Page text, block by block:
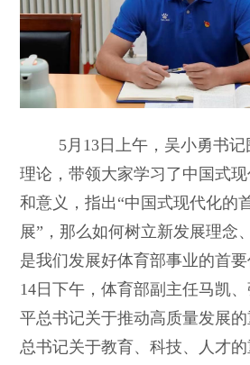
5月13日上午，吴小勇书
理论，带领大家学习了中国式
和意义，指出“中国式现代化的
展”，那么如何树立新发展理念
是我们发展好体育部事业的首
14日下午，体育部副主任马凯
平总书记关于推动高质量发展
总书记关于教育、科技、人才